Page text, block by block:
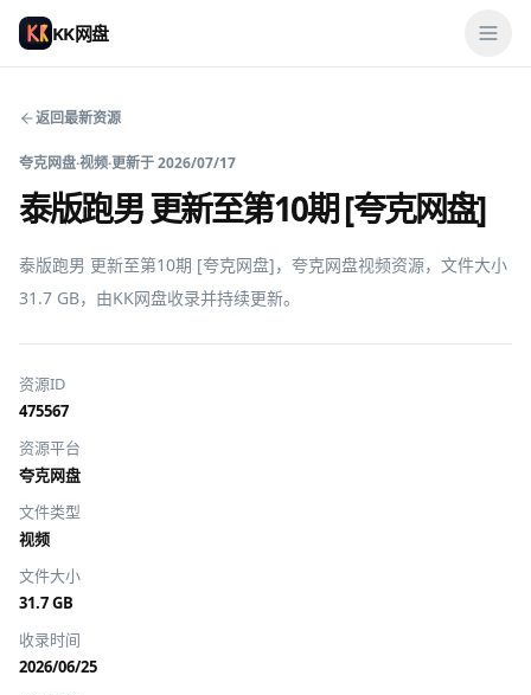
KK网盘
返回最新资源
夸克网盘·视频·更新于2026/07/17
泰版跑男 更新至第10期 [夸克网盘]
泰版跑男 更新至第10期 [夸克网盘]，夸克网盘视频资源，文件大小
31.7 GB，由KK网盘收录并持续更新。
资源ID
475567
资源平台
夸克网盘
文件类型
视频
文件大小
31.7 GB
收录时间
2026/06/25